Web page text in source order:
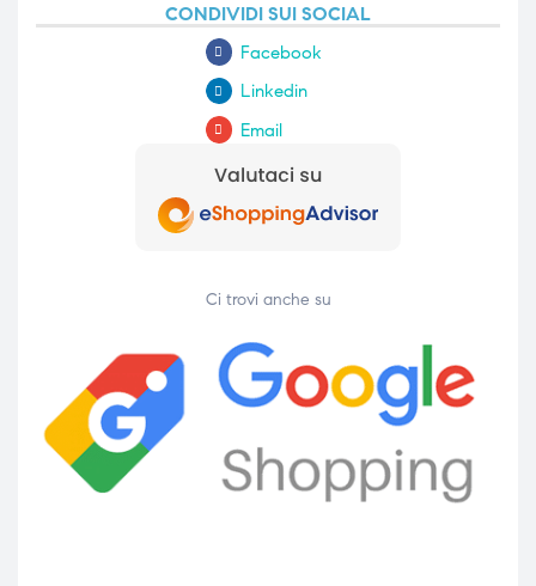
CONDIVIDI SUI SOCIAL
Facebook
Linkedin
Email
Ci trovi anche su